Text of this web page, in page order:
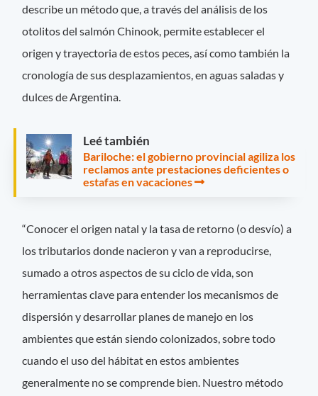
describe un método que, a través del análisis de los
otolitos del salmón Chinook, permite establecer el
origen y trayectoria de estos peces, así como también la
cronología de sus desplazamientos, en aguas saladas y
dulces de Argentina.
Leé también
Bariloche: el gobierno provincial agiliza los
reclamos ante prestaciones deficientes o
estafas en vacaciones
“Conocer el origen natal y la tasa de retorno (o desvío) a
los tributarios donde nacieron y van a reproducirse,
sumado a otros aspectos de su ciclo de vida, son
herramientas clave para entender los mecanismos de
dispersión y desarrollar planes de manejo en los
ambientes que están siendo colonizados, sobre todo
cuando el uso del hábitat en estos ambientes
generalmente no se comprende bien. Nuestro método